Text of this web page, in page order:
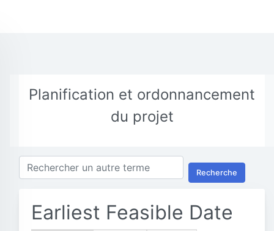
Planification et ordonnancement
du projet
Recherche
Earliest Feasible Date